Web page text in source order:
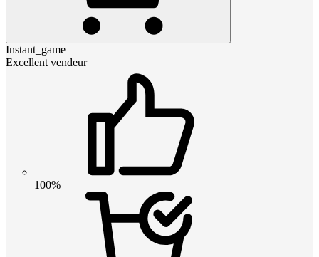
Instant_game
Excellent vendeur
100%